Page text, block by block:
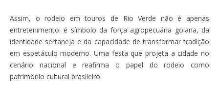
Assim, o rodeio em touros de Rio Verde não é apenas
entretenimento: é símbolo da força agropecuária goiana, da
identidade sertaneja e da capacidade de transformar tradição
em espetáculo moderno. Uma festa que projeta a cidade no
cenário nacional e reafirma o papel do rodeio como
patrimônio cultural brasileiro.